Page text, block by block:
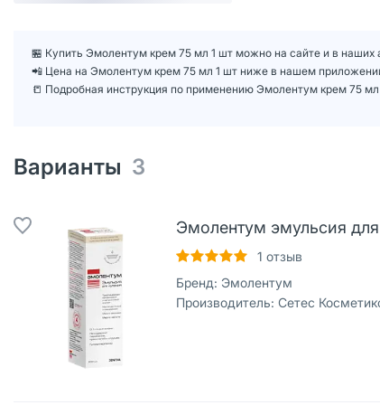
🏪 Купить Эмолентум крем 75 мл 1 шт можно на сайте и в наших
📲 Цена на Эмолентум крем 75 мл 1 шт ниже в нашем
📒 Подробная инструкция по применению Эмолентум крем 75
Варианты 3
Эмолентум эмульсия
1 отзыв
Бренд: Эмолентум
Производитель: Сетес